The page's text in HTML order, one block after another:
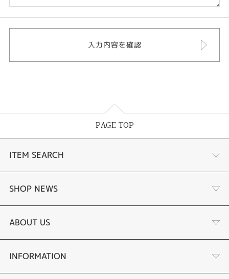
PAGE TOP
ITEM SEARCH
婚約指輪
結婚指輪
セットリング
SHOP NEWS
商品一覧
ブランドリスト
ABOUT US
店舗情報・会社概要
INFORMATION